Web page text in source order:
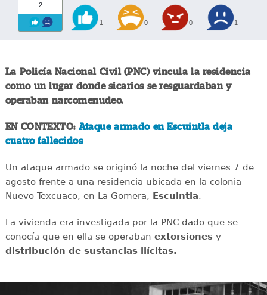
2
1 0 0 1
La Policía Nacional Civil (PNC) vincula la residencia
como un lugar donde sicarios se resguardaban y
operaban narcomenudeo.
EN CONTEXTO: Ataque armado en Escuintla deja
cuatro fallecidos
Un ataque armado se originó la noche del viernes 7 de
agosto frente a una residencia ubicada en la colonia
Nuevo Texcuaco, en La Gomera, Escuintla.
La vivienda era investigada por la PNC dado que se
conocía que en ella se operaban extorsionesy
distribución de sustancias ilícitas.